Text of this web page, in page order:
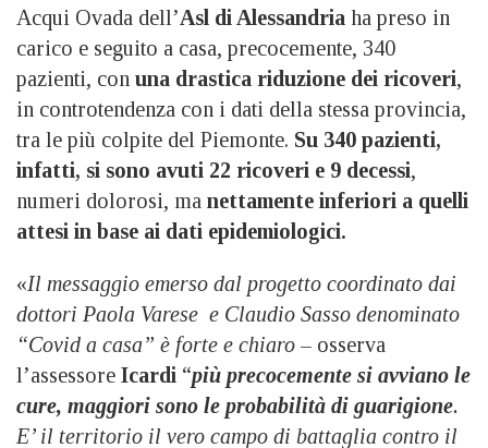
Acqui Ovada dell’Asl di Alessandria ha preso in
carico e seguito a casa, precocemente, 340
pazienti, con una drastica riduzione dei ricoveri,
in controtendenza con i dati della stessa provincia,
tra le più colpite del Piemonte. Su 340 pazienti,
infatti, si sono avuti 22 ricoveri e 9 decessi,
numeri dolorosi, ma nettamente inferiori a quelli
attesi in base ai dati epidemiologici.
«Il messaggio emerso dal progetto coordinato dai
dottori Paola Varese e Claudio Sasso denominato
“Covid a casa” è forte e chiaro – osserva
l’assessore Icardi “più precocemente si avviano le
cure, maggiori sono le probabilità di guarigione.
E’ il territorio il vero campo di battaglia contro il